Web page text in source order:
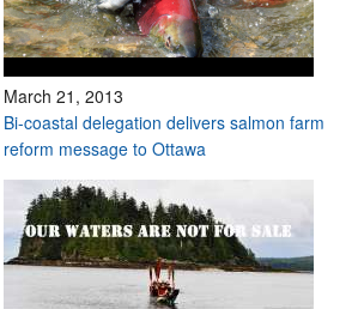
March 21, 2013
Bi-coastal delegation delivers salmon farm
reform message to Ottawa